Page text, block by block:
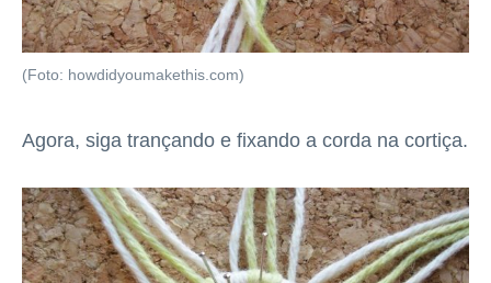
(Foto: howdidyoumakethis.com)
Agora, siga trançando e fixando a corda na cortiça.